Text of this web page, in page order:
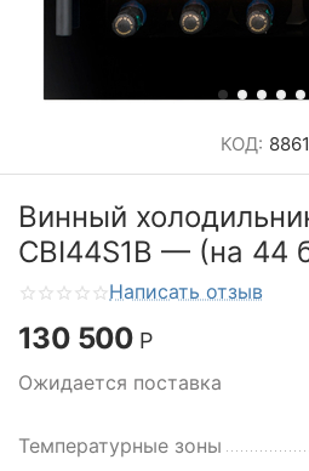
КОД:
Винный
CBI44S1B — (на 44
Написать отзыв
130 500 Р
Ожидается поставка
Температурные зоны